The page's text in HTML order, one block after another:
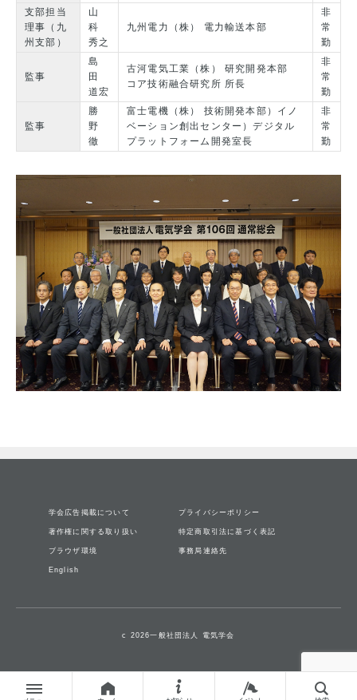
支部担当
理事（九
州支部）
山
科
秀之
九州電力（株） 電力輸送本部
非
常
勤
監事
島
田
道宏
古河電気工業（株） 研究開発本部
コア技術融合研究所 所長
非
常
勤
監事
勝
野
徹
富士電機（株） 技術開発本部）イノ
ベーション創出センター）デジタル
プラットフォーム開発室長
非
常
勤
学会広告掲載について プライバシーポリシー
著作権に関する取り扱い 特定商取引法に基づく表記
ブラウザ環境 事務局連絡先
English
c 2026一般社団法人 電気学会